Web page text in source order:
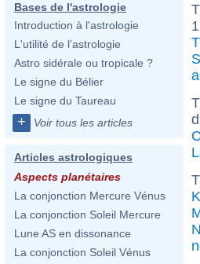
Bases de l'astrologie
Introduction à l'astrologie
L'utilité de l'astrologie
Astro sidérale ou tropicale ?
Le signe du Bélier
Le signe du Taureau
+ Voir tous les articles
Articles astrologiques
Aspects planétaires
La conjonction Mercure Vénus
La conjonction Soleil Mercure
Lune AS en dissonance
La conjonction Soleil Vénus